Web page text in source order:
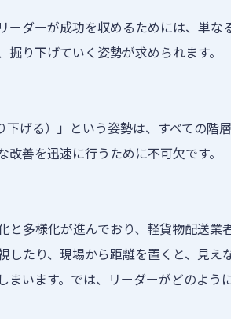
ーダーが成功を収めるためには、単な
り下げていく姿勢が求められます。
下げる）」という姿勢は、すべての階
善を迅速に行うために不可欠です。
と多様化が進んでおり、軽貨物配送業
したり、現場から距離を置くと、見え
まいます。では、リーダーがどのよ